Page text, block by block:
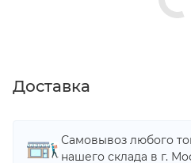
Доставка
Самовывоз любого
нашего склада в г.